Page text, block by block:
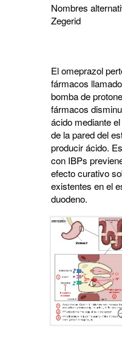
Nombres
Zegerid
El omeprazol
fármacos
bomba de
fármacos
ácido mediante
de la pared del
producir ácido.
con IBPs
efecto curativo
existentes en el
duodeno.